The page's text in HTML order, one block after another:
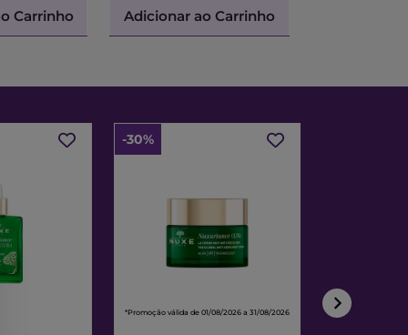
Carrinho Adicionar ao Carrinho
-30%
*Promoção válida de 01/08/2026 a 31/08/2026 *Promoção válida